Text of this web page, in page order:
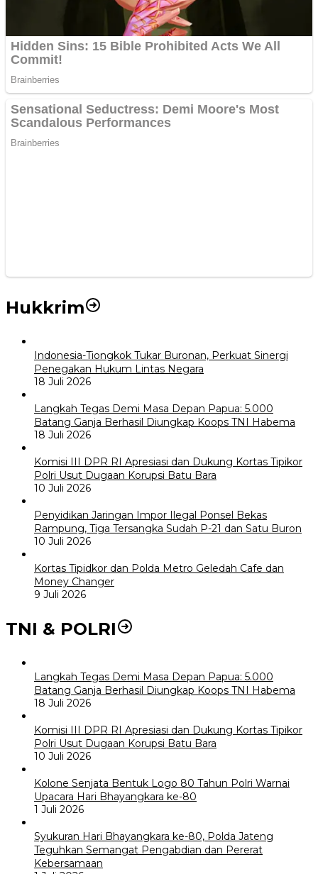
Hukkrim
Indonesia-Tiongkok Tukar Buronan, Perkuat Sinergi
Penegakan Hukum Lintas Negara
18 Juli 2026
Langkah Tegas Demi Masa Depan Papua: 5.000
Batang Ganja Berhasil Diungkap Koops TNI Habema
18 Juli 2026
Komisi III DPR RI Apresiasi dan Dukung Kortas Tipikor
Polri Usut Dugaan Korupsi Batu Bara
10 Juli 2026
Penyidikan Jaringan Impor Ilegal Ponsel Bekas
Rampung, Tiga Tersangka Sudah P-21 dan Satu Buron
10 Juli 2026
Kortas Tipidkor dan Polda Metro Geledah Cafe dan
Money Changer
9 Juli 2026
TNI & POLRI
Langkah Tegas Demi Masa Depan Papua: 5.000
Batang Ganja Berhasil Diungkap Koops TNI Habema
18 Juli 2026
Komisi III DPR RI Apresiasi dan Dukung Kortas Tipikor
Polri Usut Dugaan Korupsi Batu Bara
10 Juli 2026
Kolone Senjata Bentuk Logo 80 Tahun Polri Warnai
Upacara Hari Bhayangkara ke-80
1 Juli 2026
Syukuran Hari Bhayangkara ke-80, Polda Jateng
Teguhkan Semangat Pengabdian dan Pererat
Kebersamaan